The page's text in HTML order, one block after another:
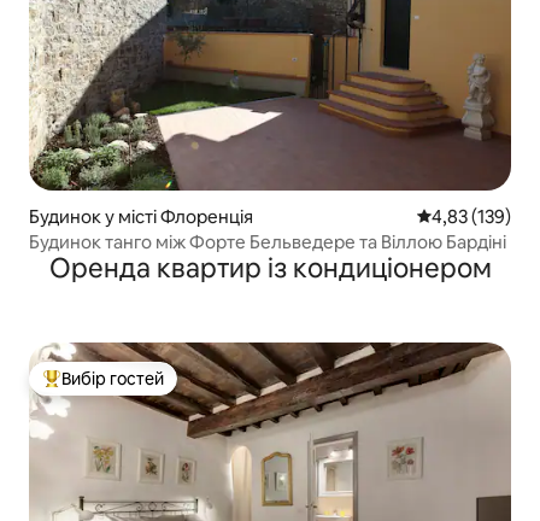
Будинок у місті Флоренція Середня
4,83 (139)
Будинок танго між Форте Бельведере та Віллою Бардіні
Оренда квартир із кондиціонером
Топ вибір гостей
Вибір гостей